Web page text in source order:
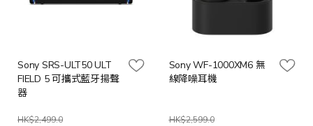
Sony SRS-ULT50 ULT
FIELD 5 可攜式藍牙揚聲
器
HK$2,499.0
Sony WF-1000XM6 無
線降噪耳機
HK$2,599.0